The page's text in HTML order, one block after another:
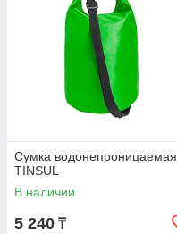
Сумка водонепроницаемая
TINSUL
В наличии
5 240 ₸